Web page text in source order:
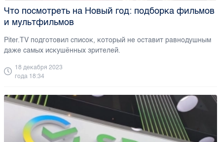
Что посмотреть на Новый год: подборка фильмов
и мультфильмов
Piter.TV подготовил список, который не оставит равнодушным
даже самых искушённых зрителей.
18 декабря 2023
года 18:34